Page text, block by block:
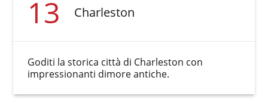
13 Charleston
Goditi la storica città di Charleston con
impressionanti dimore antiche.